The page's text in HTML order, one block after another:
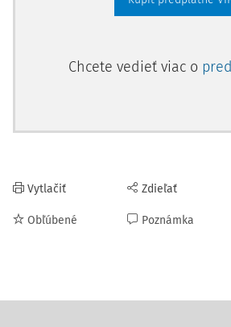
Chcete vedieť viac o
Vytlačiť
Obľúbené
Zdieľať
Poznámka